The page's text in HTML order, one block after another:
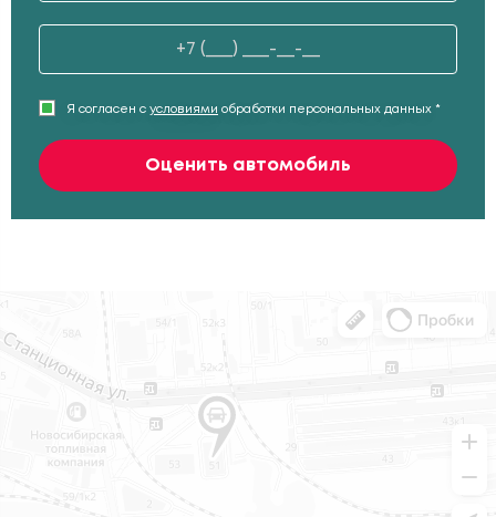
Я согласен с условиями обработки персональных данных *
Оценить автомобиль